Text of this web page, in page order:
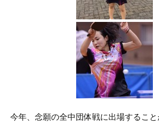
今年、念願の全中団体戦に出場すること